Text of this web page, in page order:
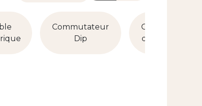
Commutateur
Dip
Générateur
d'électricité